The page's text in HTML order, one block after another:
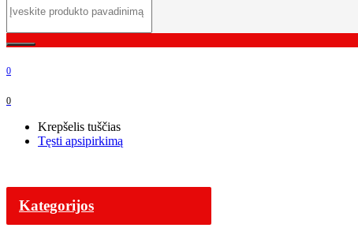
0
0
Krepšelis tuščias
Tęsti apsipirkimą
Kategorijos